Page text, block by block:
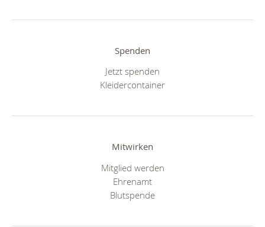
Spenden
Jetzt spenden
Kleidercontainer
Mitwirken
Mitglied werden
Ehrenamt
Blutspende